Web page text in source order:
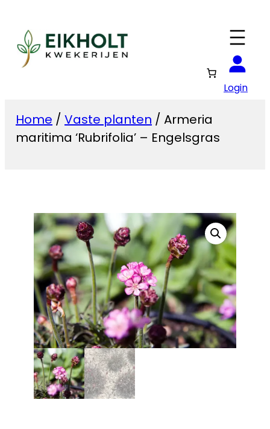
inhoud
Login
Home / Vaste planten / Armeria
maritima ‘Rubrifolia’ – Engelsgras